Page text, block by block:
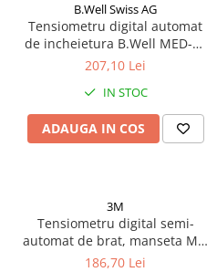
B.Well Swiss AG
Tensiometru digital automat
de incheietura B.Well MED-57
Zephyr Labs
207,10 Lei
IN STOC
ADAUGA IN COS
3M
Tensiometru digital semi-
automat de brat, manseta M-L
B.Well PRO-30 Zephyr Labs
186,70 Lei